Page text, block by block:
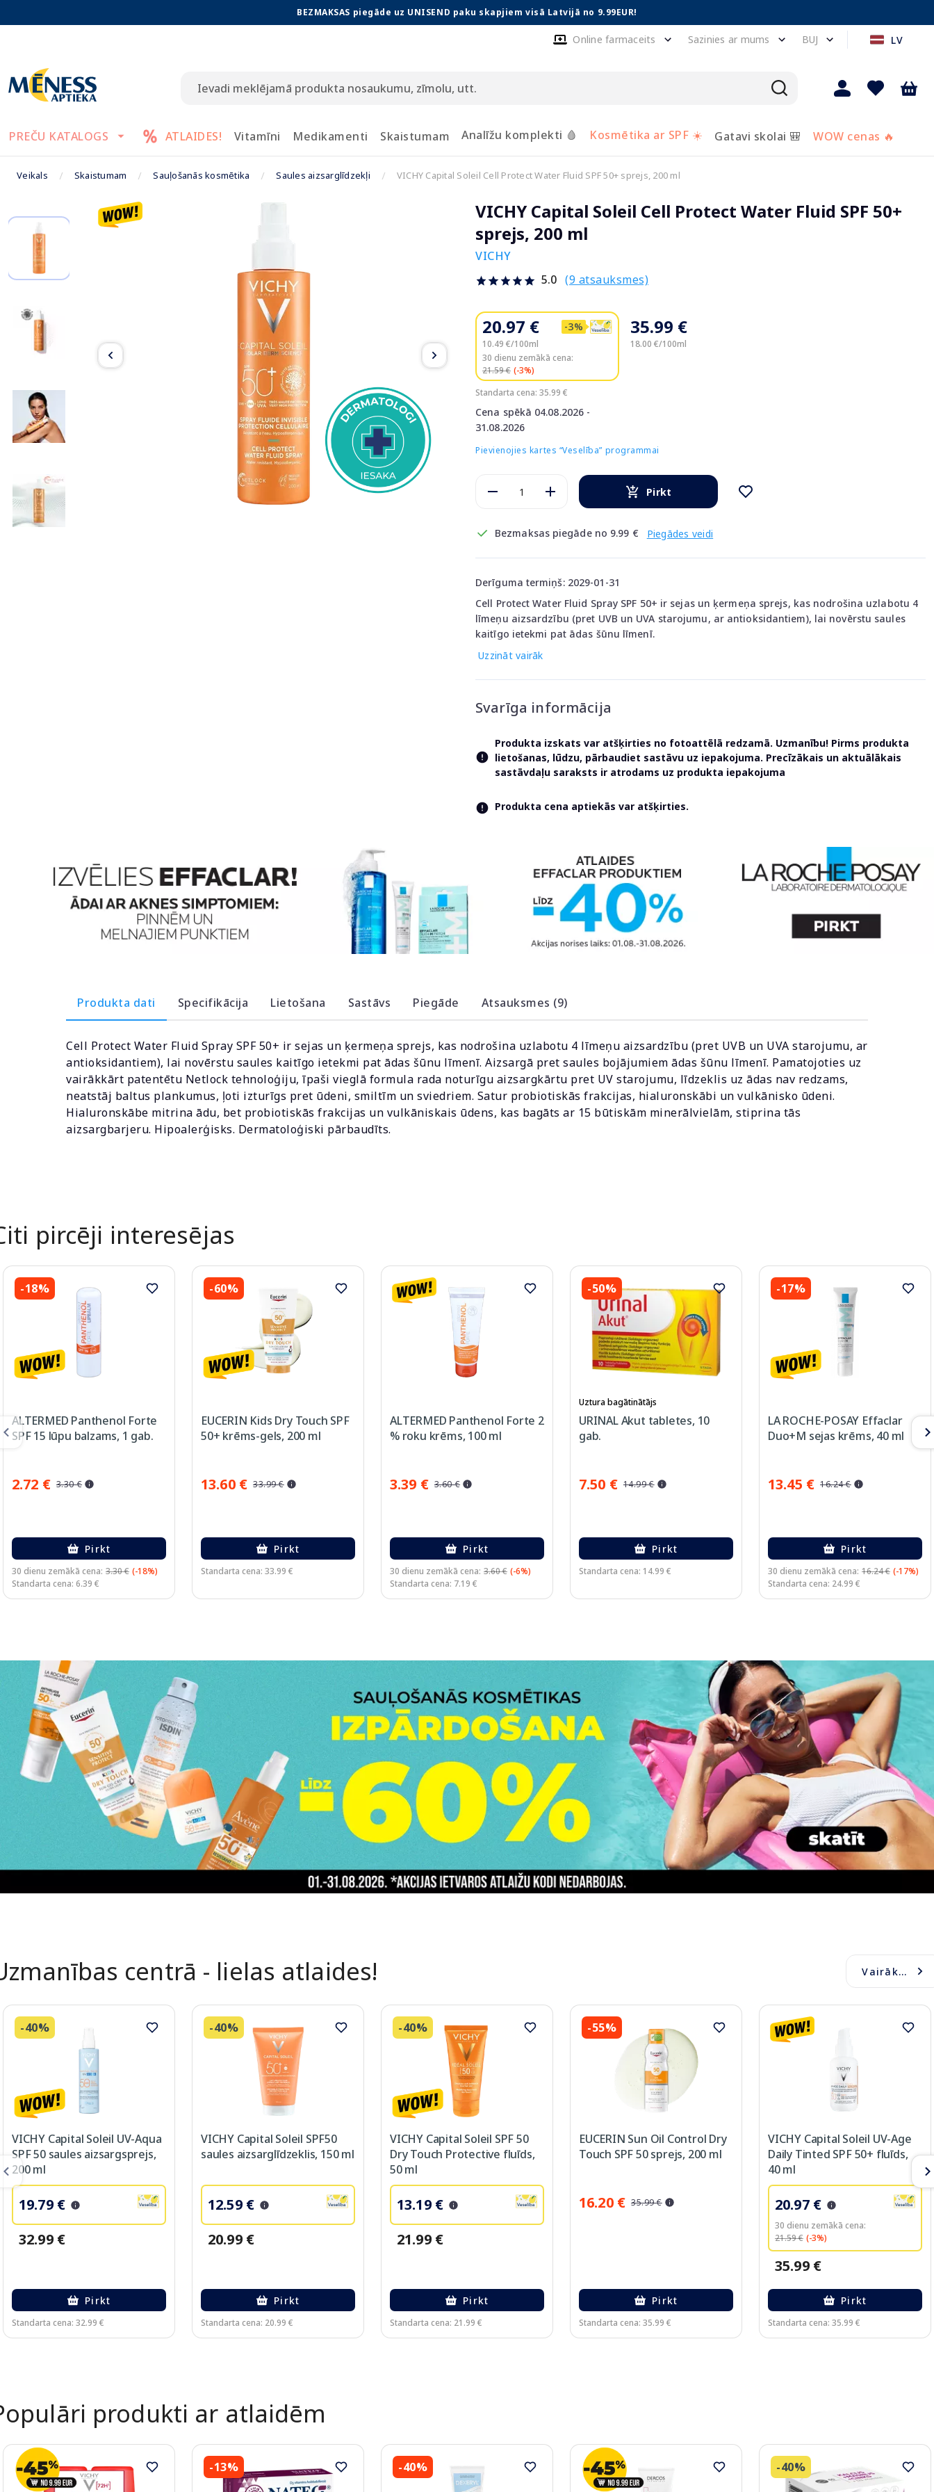
BEZMAKSAS piegāde uz UNISEND paku skapjiem visā Latvijā no 9.99EUR!
Online farmaceits Sazinies ar mums BUJ LV
PREČU KATALOGS ATLAIDES! Vitamīni Medikamenti Skaistumam Analīžu komplekti 🩸 Kosmētika ar SPF ☀️ Gatavi skolai 🎒 WOW cenas 🔥
Veikals Skaistumam Sauļošanās kosmētika Saules aizsarglīdzekļi VICHY Capital Soleil Cell Protect Water Fluid SPF 50+ sprejs, 200 ml
VICHY Capital Soleil Cell Protect Water Fluid SPF 50+
sprejs, 200 ml
VICHY
5.0 (9 atsauksmes)
20.97 € -3%
10.49 €/100ml
30 dienu zemākā cena:
21.59 € (-3%)
Standarta cena: 35.99 €
Cena spēkā 04.08.2026 -
31.08.2026
35.99 €
18.00 €/100ml
Pievienojies kartes “Veselība” programmai
Pirkt
Bezmaksas piegāde no 9.99 € Piegādes veidi
Derīguma termiņš: 2029-01-31
Cell Protect Water Fluid Spray SPF 50+ ir sejas un ķermeņa sprejs, kas nodrošina uzlabotu 4
līmeņu aizsardzību (pret UVB un UVA starojumu, ar antioksidantiem), lai novērstu saules
kaitīgo ietekmi pat ādas šūnu līmenī.
Uzzināt vairāk
Svarīga informācija
Produkta izskats var atšķirties no fotoattēlā redzamā. Uzmanību! Pirms produkta
lietošanas, lūdzu, pārbaudiet sastāvu uz iepakojuma. Precīzākais un aktuālākais
sastāvdaļu saraksts ir atrodams uz produkta iepakojuma
Produkta cena aptiekās var atšķirties.
Produkta dati Specifikācija Lietošana Sastāvs Piegāde Atsauksmes (9)
Cell Protect Water Fluid Spray SPF 50+ ir sejas un ķermeņa sprejs, kas nodrošina uzlabotu 4 līmeņu aizsardzību (pret UVB un UVA starojumu, ar
antioksidantiem), lai novērstu saules kaitīgo ietekmi pat ādas šūnu līmenī. Aizsargā pret saules bojājumiem ādas šūnu līmenī. Pamatojoties uz
vairākkārt patentētu Netlock tehnoloģiju, īpaši vieglā formula rada noturīgu aizsargkārtu pret UV starojumu, līdzeklis uz ādas nav redzams,
neatstāj baltus plankumus, ļoti izturīgs pret ūdeni, smiltīm un sviedriem. Satur probiotiskās frakcijas, hialuronskābi un vulkānisko ūdeni.
Hialuronskābe mitrina ādu, bet probiotiskās frakcijas un vulkāniskais ūdens, kas bagāts ar 15 būtiskām minerālvielām, stiprina tās
aizsargbarjeru. Hipoalerģisks. Dermatoloģiski pārbaudīts.
pircēji interesējas
-18%
ALTERMED Panthenol Forte
SPF 15 lūpu balzams, 1 gab.
2.72 € 3.30 €
Pirkt
30 dienu zemākā cena: 3.30 € (-18%)
Standarta cena: 6.39 €
-60%
EUCERIN Kids Dry Touch SPF
50+ krēms-gels, 200 ml
13.60 € 33.99 €
Pirkt
Standarta cena: 33.99 €
ALTERMED Panthenol Forte 2
% roku krēms, 100 ml
3.39 € 3.60 €
Pirkt
30 dienu zemākā cena: 3.60 € (-6%)
Standarta cena: 7.19 €
-50%
Uztura bagātinātājs
URINAL Akut tabletes, 10
gab.
7.50 € 14.99 €
Pirkt
Standarta cena: 14.99 €
-17%
LA ROCHE-POSAY Effaclar
Duo+M sejas krēms, 40 ml
13.45 € 16.24 €
Pirkt
30 dienu zemākā cena: 16.24 € (-17%)
Standarta cena: 24.99 €
centrā - lielas atlaides! Vairāk...
-40%
VICHY Capital Soleil UV-Aqua
SPF 50 saules aizsargsprejs,
200 ml
19.79 €
32.99 €
Pirkt
Standarta cena: 32.99 €
-40%
VICHY Capital Soleil SPF50
saules aizsarglīdzeklis, 150 ml
12.59 €
20.99 €
Pirkt
Standarta cena: 20.99 €
-40%
VICHY Capital Soleil SPF 50
Dry Touch Protective fluīds,
50 ml
13.19 €
21.99 €
Pirkt
Standarta cena: 21.99 €
-55%
EUCERIN Sun Oil Control Dry
Touch SPF 50 sprejs, 200 ml
16.20 € 35.99 €
Pirkt
Standarta cena: 35.99 €
VICHY Capital Soleil UV-Age
Daily Tinted SPF 50+ fluīds,
40 ml
20.97 €
30 dienu zemākā cena:
21.59 € (-3%)
35.99 €
Pirkt
Standarta cena: 35.99 €
produkti ar atlaidēm
-13% -40% -40%